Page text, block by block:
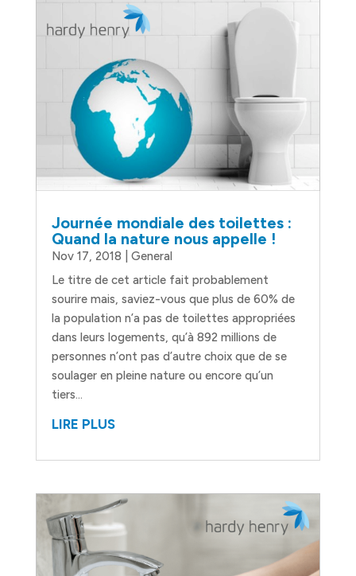
Journée mondiale des toilettes :
Quand la nature nous appelle !
Nov 17, 2018
General
Le titre de cet article fait probablement
sourire mais, saviez-vous que plus de 60% de
la population n’a pas de toilettes appropriées
dans leurs logements, qu’à 892 millions de
personnes n’ont pas d’autre choix que de se
soulager en pleine nature ou encore qu’un
tiers...
LIRE PLUS